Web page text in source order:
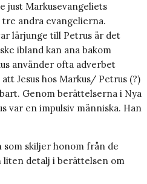
just Markusevangeliets
andra evangelierna.
lärjunge till Petrus är det
ibland kan ana bakom
använder ofta adverbet
Jesus hos Markus/ Petrus (?)
Genom berättelserna i Nya
var en impulsiv människa. Han
som skiljer honom från de
liten detalj i berättelsen om